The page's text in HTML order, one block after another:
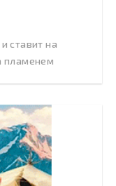
ставит на
пламенем